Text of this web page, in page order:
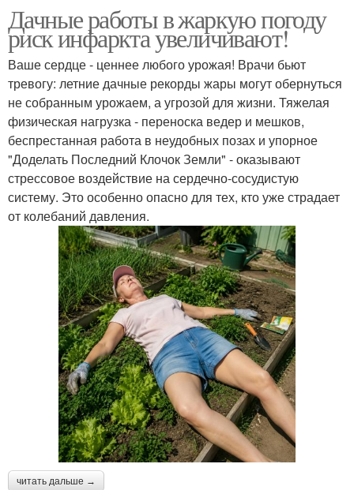
Дачные работы в жаркую погоду
риск инфаркта увеличивают!
Ваше сердце - ценнее любого урожая! Врачи бьют
тревогу: летние дачные рекорды жары могут обернуться
не собранным урожаем, а угрозой для жизни. Тяжелая
физическая нагрузка - переноска ведер и мешков,
беспрестанная работа в неудобных позах и упорное
"Доделать Последний Клочок Земли" - оказывают
стрессовое воздействие на сердечно-сосудистую
систему. Это особенно опасно для тех, кто уже страдает
от колебаний давления.
читать дальше →